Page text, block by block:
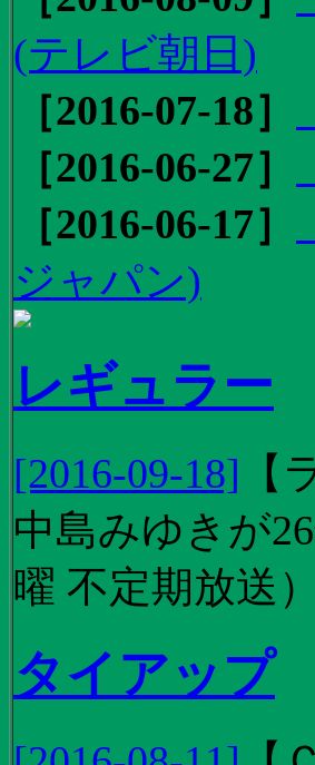
(テレビ朝日)
［2016-07-18］
［2016-06-27］
［2016-06-17］
ジャパン)
レギュラー
[2016-09-18] 【
中島みゆきが
曜 不定期放送）
タイアップ